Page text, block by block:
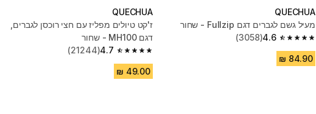
QUECHUA
מעיל גשם לגברים דגם Fullzip - שחור
4.6
4.6 out of 5 stars from 3058 reviews
(3058)
QUECHUA
ז'קט טיולים מפליז עם חצי רוכסן לגברים,
דגם MH100 - שחור
4.7
4.7 out of 5 stars from 21244 reviews
(21244)